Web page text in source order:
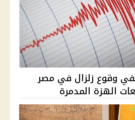
وقوع زلزال في مصر
الهزة المدمرة